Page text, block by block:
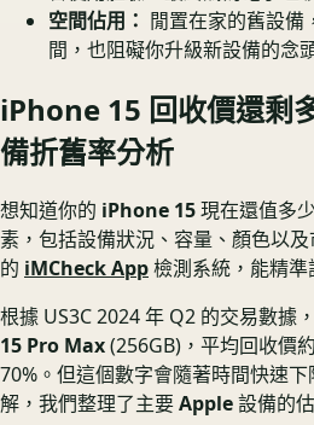
空間佔用： 閒置在家的舊設備
間，也阻礙你升級新設備的念
iPhone 15 回收價還剩
備折舊率分析
想知道你的 iPhone 15現在還值多
素，包括設備狀況、容量、顏色以
的 iMCheck App檢測系統，能精準
根據 US3C 2024 年 Q2 的交易數據
15 Pro Max(256GB)，平均回收價
70%。但這個數字會隨著時間快速
解，我們整理了主要Apple設備的